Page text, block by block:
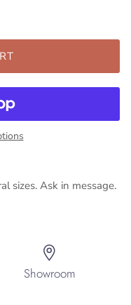
sizes. Ask in message.
Showroom